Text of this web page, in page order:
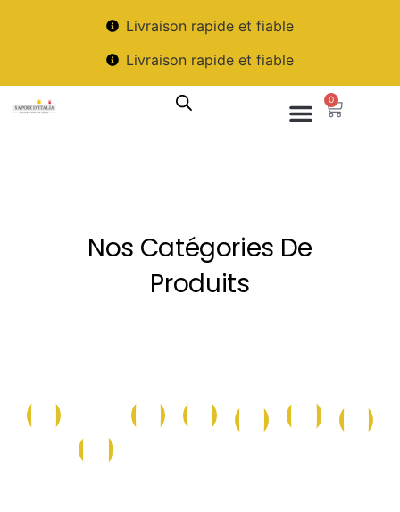
Livraison rapide et fiable
Livraison rapide et fiable
0
Nos Catégories De
Produits
La
Boutique
Conserves
Produits
de
Epicerie
Salée
Epicerie
Sucrée
Maison
et
Cave
Italienneet